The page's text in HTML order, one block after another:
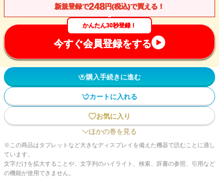
新規登録で248円(税込)で買える！
かんたん30秒登録！
今すぐ会員登録をする
購入手続きに進む
カートに入れる
お気に入り
ほかの巻を見る
※この商品はタブレットなど大きなディスプレイを備えた機器で読むことに適し
ています。
文字だけを拡大することや、文字列のハイライト、検索、辞書の参照、引用など
の機能が使用できません。